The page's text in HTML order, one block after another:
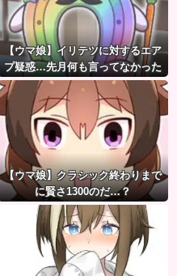
【ウマ娘】イリテツに対するエア
プ疑惑…先月何も言ってなかった
のに今月急にスピ3言い出したのが
怪しいよな。
【ウマ娘】クラシック終わりまで
に賢さ1300のだ…？